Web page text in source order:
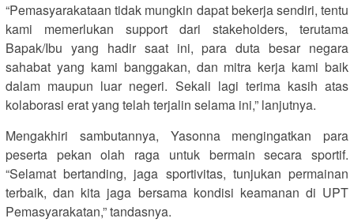
“Pemasyarakataan tidak mungkin dapat bekerja sendiri, tentu
kami memerlukan support dari stakeholders, terutama
Bapak/Ibu yang hadir saat ini, para duta besar negara
sahabat yang kami banggakan, dan mitra kerja kami baik
dalam maupun luar negeri. Sekali lagi terima kasih atas
kolaborasi erat yang telah terjalin selama ini,” lanjutnya.
Mengakhiri sambutannya, Yasonna mengingatkan para
peserta pekan olah raga untuk bermain secara sportif.
“Selamat bertanding, jaga sportivitas, tunjukan permainan
terbaik, dan kita jaga bersama kondisi keamanan di UPT
Pemasyarakatan,” tandasnya.